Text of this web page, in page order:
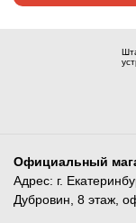
Официальный
Адрес: г.
Дубровин, 8 этаж,